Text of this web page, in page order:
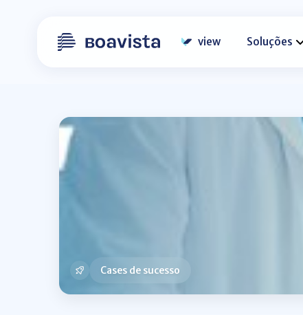
view Soluções
Cases de sucesso